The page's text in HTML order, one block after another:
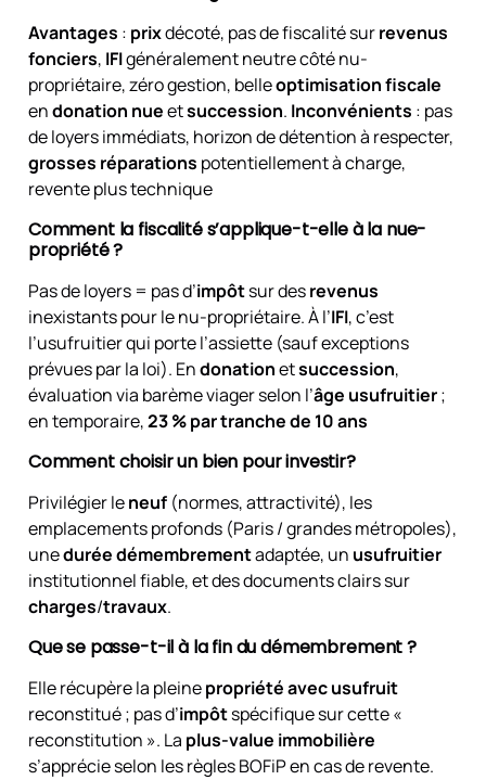
Avantages : prixdécoté, pas de fiscalité surrevenus
fonciers, IFIgénéralement neutre côté nu-
propriétaire, zéro gestion, belleoptimisation fiscale
endonation nueetsuccession. Inconvénients : pas
de loyers immédiats, horizon de détention à respecter,
grosses réparations potentiellement à charge,
revente plus technique
Comment la fiscalité s’applique-t-elle à la nue-
propriété ?
Pas de loyers = pas d’impôtsur desrevenus
inexistants pour le nu-propriétaire. À l’IFI, c’est
l’usufruitier qui porte l’assiette (sauf exceptions
prévues par la loi). Endonationetsuccession,
évaluation via barème viager selon l’âge usufruitier;
en temporaire,23 % par tranche de 10 ans
Comment choisir un bien pour investir?
Privilégier leneuf(normes, attractivité), les
emplacements profonds (Paris / grandes métropoles),
unedurée démembrementadaptée, un usufruitier
institutionnel fiable, et des documents clairs sur
charges/travaux.
Que se passe-t-il à la fin du démembrement ?
Elle récupère la pleinepropriété avec usufruit
reconstitué ; pas d’impôtspécifique sur cette «
reconstitution ». La plus-value immobilière
s’apprécie selon les règles BOFiP en cas de revente.